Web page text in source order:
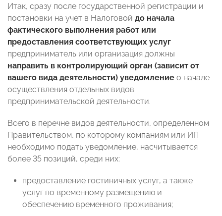
Итак, сразу после государственной регистрации и
постановки на учет в Налоговой до начала
фактического выполнения работ или
предоставления соответствующих услуг
предприниматель или организация должны
направить в контролирующий орган (зависит от
вашего вида деятельности) уведомление о начале
осуществления отдельных видов
предпринимательской деятельности.
Всего в перечне видов деятельности, определенном
Правительством, по которому компаниям или ИП
необходимо подать уведомление, насчитывается
более 35 позиций, среди них:
предоставление гостиничных услуг, а также
услуг по временному размещению и
обеспечению временного проживания;